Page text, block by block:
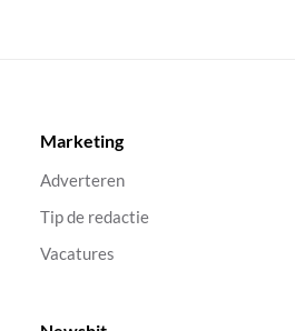
Marketing
Adverteren
Tip de redactie
Vacatures